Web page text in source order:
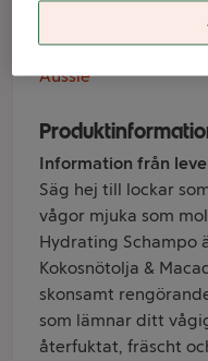
Varumärke
Aussie
Information från
Säg hej till lockar
vågor mjuka som
Hydrating Schampo
Kokosnötolja &
skonsamt
som lämnar ditt
återfuktat, fräscht